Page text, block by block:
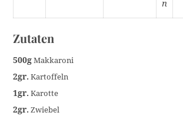
N
Zutaten
500gMakkaroni
2gr. Kartoffeln
1gr. Karotte
2gr. Zwiebel